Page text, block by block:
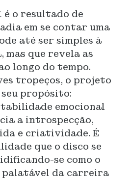
é o resultado de
em se contar uma
até ser simples à
que revela as
longo do tempo.
tropeços, o projeto
propósito:
emocional
a introspecção,
e criatividade. É
que o disco se
se como o
palatável da carreira